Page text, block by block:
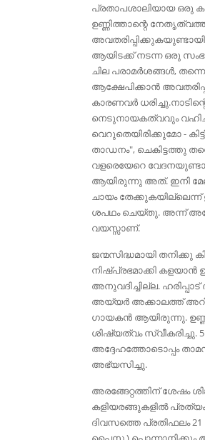
പ്രതാപശാലിയായ ഒരു
ഉണ്ണിത്താന്റെ
ആയിടക്ക് നടന്ന ഒരു
ചില പരാമർശങ്ങൾ, തന്നെ
ആക്ഷേപിക്കാൻ
കാരണവർ
നെടുനായകത്വവും
വെറുതെയിരിക്കുമോ -
താഡനം", ചെകിട്ടത്തു
വളരെയേറെ
ആയിരുന്നു അത്. ഇനി
ചായം തേക്കുകയില്ലെന്ന്
ശപഥം ചെയ്തു. അന്ന്
വയസ്സാണ്.
ജന്മസിദ്ധമായി തനിക്കു
നിഷ്പ്രഭമാക്കി കളയാൻ
അനുവദിച്ചില്ല.
അയ്യർ അക്കാലത്ത്
ഗായകൻ ആയിരുന്നു.
ശിഷ്യത്വം സ്വീകരിച്ചു.
അദ്ദേഹത്തോടൊപ്പം
അഭ്യസിച്ചു.
അരങ്ങേറ്റത്തിന് ശേഷം
കളിയരങ്ങുകളിൽ
ദിവസത്തെ പ്രതിഫലം 21